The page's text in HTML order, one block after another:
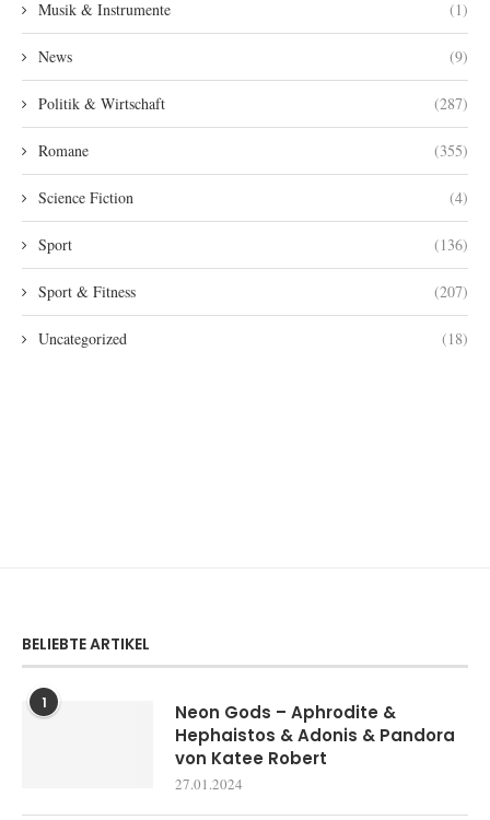
Musik & Instrumente (1)
News (9)
Politik & Wirtschaft (287)
Romane (355)
Science Fiction (4)
Sport (136)
Sport & Fitness (207)
Uncategorized (18)
BELIEBTE ARTIKEL
1
Neon Gods – Aphrodite &
Hephaistos & Adonis & Pandora
von Katee Robert
27.01.2024